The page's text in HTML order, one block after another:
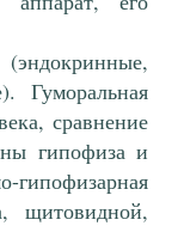
Гуморальная
сравнение
гипофиза и
щитовидной,